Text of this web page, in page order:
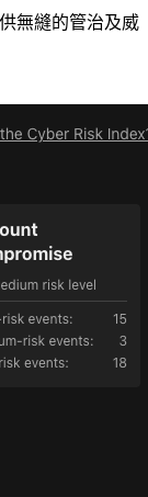
無縫的管治及威